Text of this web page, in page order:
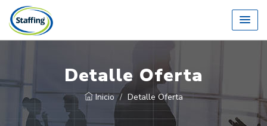
Detalle Oferta
Inicio Detalle Oferta